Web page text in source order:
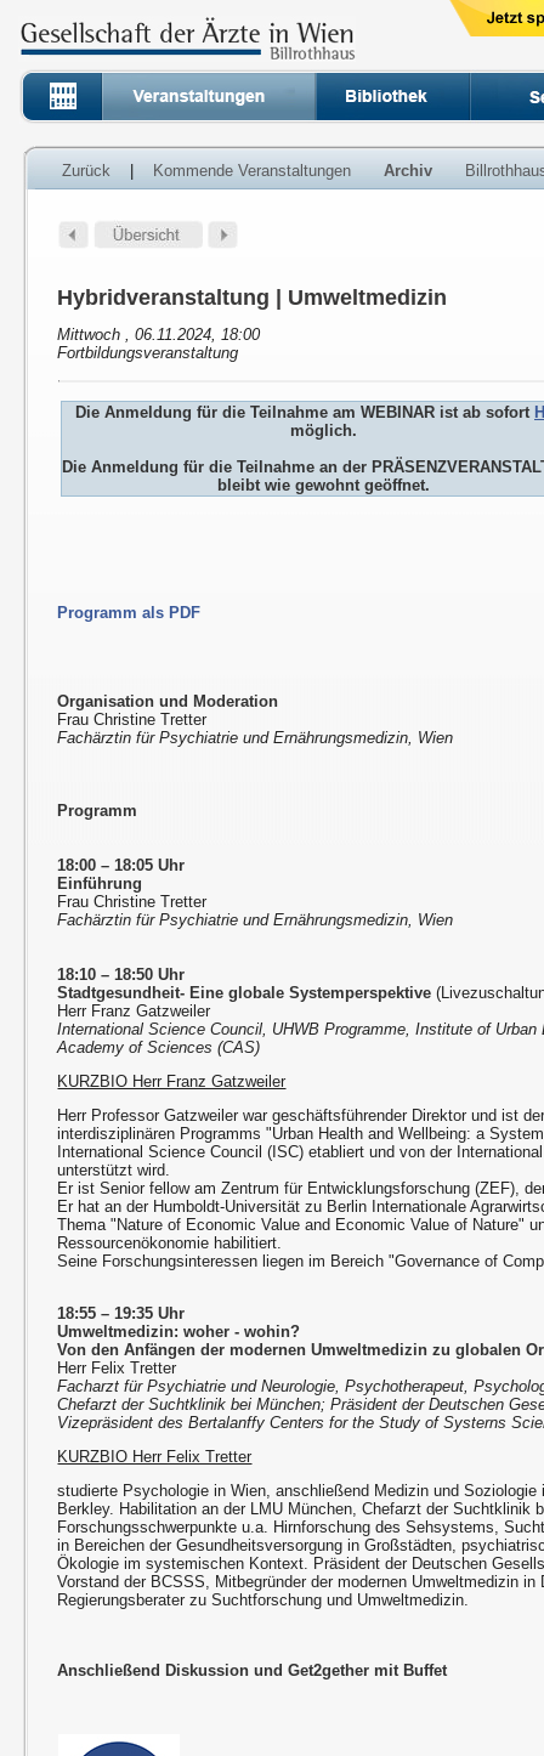
Zurück Kommende Veranstaltungen Archiv
Hybridveranstaltung | Umweltmedizin
Mittwoch , 06.11.2024, 18:00
Fortbildungsveranstaltung
Die Anmeldung für die Teilnahme am WEBINAR ist ab sofort
möglich.
Die Anmeldung für die Teilnahme an der
bleibt wie gewohnt geöffnet.
Programm als PDF
Organisation und Moderation
Frau Christine Tretter
Fachärztin für Psychiatrie und Ernährungsmedizin, Wien
Programm
18:00 – 18:05 Uhr
Einführung
Frau Christine Tretter
Fachärztin für Psychiatrie und Ernährungsmedizin, Wien
18:10 – 18:50 Uhr
Stadtgesundheit- Eine globale Systemperspektive
Herr Franz Gatzweiler
International Science Council, UHWB Programme, Institute of
Academy of Sciences (CAS)
KURZBIO Herr Franz Gatzweiler
Herr Professor Gatzweiler war geschäftsführender Direktor und ist
interdisziplinären Programms "Urban Health and Wellbeing: a
International Science Council (ISC) etabliert und von der
unterstützt wird.
Er ist Senior fellow am Zentrum für Entwicklungsforschung (ZEF),
Er hat an der Humboldt-Universität zu Berlin Internationale
Thema "Nature of Economic Value and Economic Value of Nature"
Ressourcenökonomie habilitiert.
Seine Forschungsinteressen liegen im Bereich "Governance of
18:55 – 19:35 Uhr
Umweltmedizin: woher - wohin?
Von den Anfängen der modernen Umweltmedizin zu globalen
Herr Felix Tretter
Facharzt für Psychiatrie und Neurologie, Psychotherapeut,
Chefarzt der Suchtklinik bei München; Präsident der Deutschen
Vizepräsident des Bertalanffy Centers for the Study of Systerns
KURZBIO Herr Felix Tretter
studierte Psychologie in Wien, anschließend Medizin und
Berkley. Habilitation an der LMU München, Chefarzt der Suchtklinik
Forschungsschwerpunkte u.a. Hirnforschung des Sehsystems,
in Bereichen der Gesundheitsversorgung in Großstädten,
Ökologie im systemischen Kontext. Präsident der Deutschen
Vorstand der BCSSS, Mitbegründer der modernen Umweltmedizin in
Regierungsberater zu Suchtforschung und Umweltmedizin.
Anschließend Diskussion und Get2gether mit Buffet